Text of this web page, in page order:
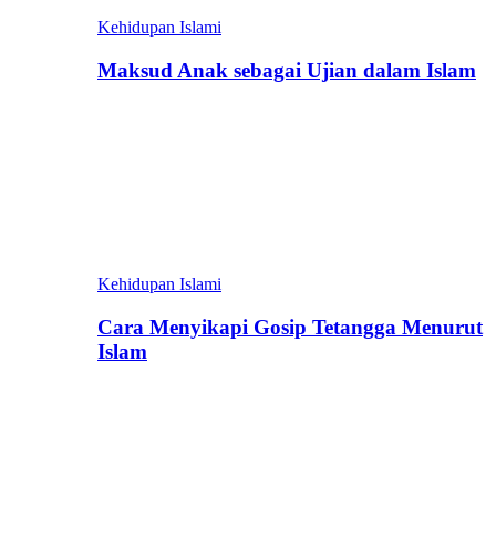
Kehidupan Islami
Maksud Anak sebagai Ujian dalam Islam
Kehidupan Islami
Cara Menyikapi Gosip Tetangga Menurut
Islam